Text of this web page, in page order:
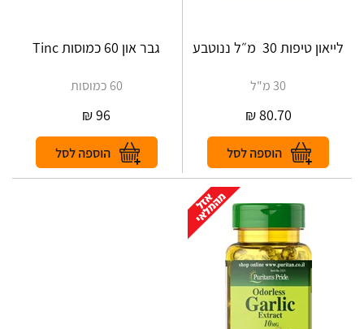
לייאון טיפות ‎ 30 מ״ל ‎ננוטבע
30 מ"ל
80.70
₪
60 כמוסות
96
₪